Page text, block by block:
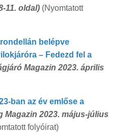
11. oldal) (Nyomtatott
belépve
– Fedezd fel a
Magazin 2023. április
ban az év emlőse a
Magazin 2023. május-július
folyóirat)